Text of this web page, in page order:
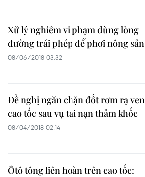
Xử lý nghiêm vi phạm dùng lòng
đường trái phép để phơi nông sản
08/06/2018 03:32
Đề nghị ngăn chặn đốt rơm rạ ven
cao tốc sau vụ tai nạn thảm khốc
08/04/2018 02:14
Ôtô tông liên hoàn trên cao tốc: